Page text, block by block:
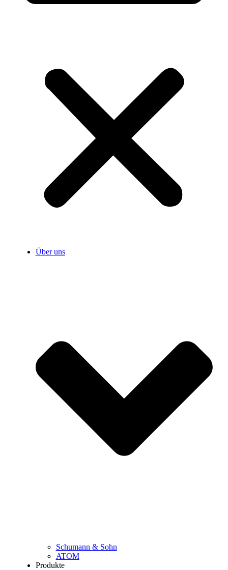
Über uns
Schumann & Sohn
ATOM
Produkte